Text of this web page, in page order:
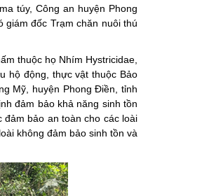
túy, Công an huyện Phong
giám đốc Trạm chăn nuôi thú
thuộc họ Nhím Hystricidae
hộ động, thực vật thuộc Bảo
Mỹ, huyện Phong Điền, tỉnh
đảm bảo khả năng sinh tồn
bảo an toàn cho các loài
không đảm bảo sinh tồn và